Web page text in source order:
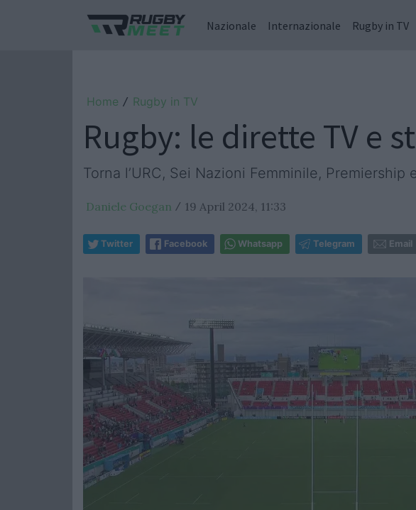
Nazionale Internazionale Rugby in TV
Home / Rugby in TV
Rugby: le dirette TV e
Torna l’URC, Sei Nazioni Femminile, Premiership
Daniele Goegan / 19 April 2024, 11:33
Twitter Facebook Whatsapp Telegram Email